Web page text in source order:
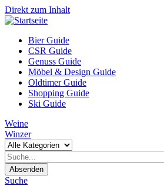
Direkt zum Inhalt
Bier Guide
CSR Guide
Genuss Guide
Möbel & Design Guide
Oldtimer Guide
Shopping Guide
Ski Guide
Weine
Winzer
Absenden
Suche